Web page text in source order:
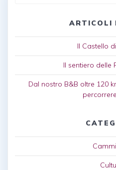
ARTICOLI
Il Castello
Il sentiero delle
Dal nostro B&B oltre 120